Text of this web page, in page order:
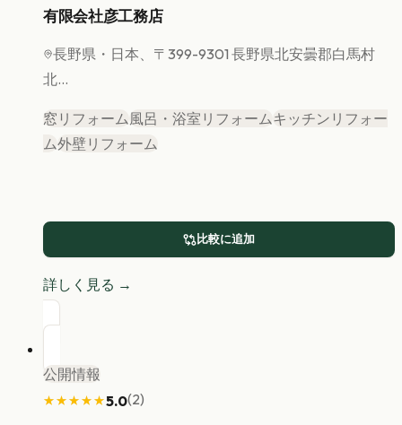
有限会社彦工務店
長野県 ・日本、〒399-9301 長野県北安曇郡白馬村
北...
窓リフォーム 風呂・浴室リフォームキッチンリフォー
ム外壁リフォーム
比較に追加
詳しく見る →
公開情報
★★★★★
★★★★★5.0(2)